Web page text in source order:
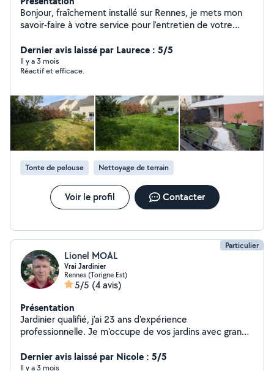
Bonjour, fraîchement installé sur Rennes, je mets mon
savoir-faire à votre service pour l'entretien de votre
Taille de haies * Petit élagage * Désherbage *
Ramassage de feuilles * Nettoyage de terrasses
Périmètre d'activité : Rennes et ses alentours Ensemble,
Dernier avis laissé par Laurece : 5/5
Il y a 3 mois
Réactif et efficace.
Tonte de pelouse Nettoyage de terrain
Voir le profil Contacter
Particulier
Lionel MOAL
Vrai Jardinier
Rennes (Torigne Est)
5/5 (4 avis)
Présentation
Jardinier qualifié, j'ai 23 ans d'expérience
professionnelle. Je m'occupe de vos jardins avec grand
connaissance des végétaux, je conçois le jardin aussi
beau que possible. J'interviens sur l'ensemble de
Dernier avis laissé par Nicole : 5/5
Il y a 3 mois